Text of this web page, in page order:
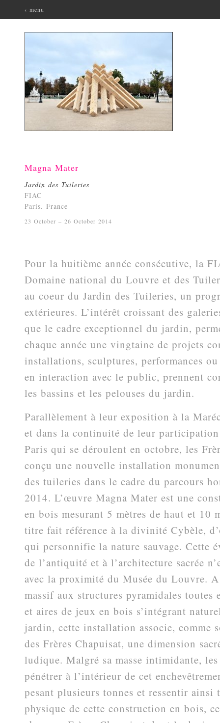
‹ menu
Magna Mater
Jardin des Tuileries
FIAC
Paris. France
23 October – 26 October 2014
Pour la huitième année consécutive, la
Domaine national du Louvre et des
au coeur du Jardin des Tuileries, un
extérieures. L’intérêt croissant des
que le cadre exceptionnel du jardin,
chaque année une vingtaine de projets
installations, sculptures, performances
en interaction avec le public, prennent
les bassins et les pelouses du jardin.
Parallèlement à leur exposition à la
et dans la continuité de leur
Paris qui se déroulent en octobre, les
conçu une nouvelle installation
des tuileries dans le cadre du parcours
2014. L’œuvre Magna Mater est une
en bois mesurant 5 mètres de haut et 10
titre fait référence à la divinité Cybèle,
qui personnifie la nature sauvage. Cette
de l’antiquité et à l’architecture sacrée
avec la proximité du Musée du Louvre.
massif aux structures pyramidales toutes
et aires de jeux en bois s’intégrant
jardin, cette installation associe, comme
des Frères Chapuisat, une dimension
ludique. Malgré sa masse intimidante,
pénétrer à l’intérieur de cet
pesant plusieurs tonnes et ressentir ainsi
physique de cette construction en bois,